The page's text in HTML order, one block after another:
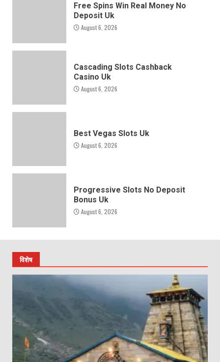
Free Spins Win Real Money No
Deposit Uk
August 6, 2026
Cascading Slots Cashback
Casino Uk
August 6, 2026
Best Vegas Slots Uk
August 6, 2026
Progressive Slots No Deposit
Bonus Uk
August 6, 2026
विशेष